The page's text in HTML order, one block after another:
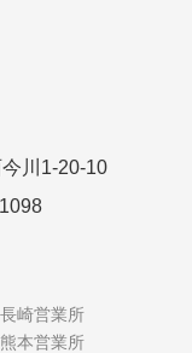
川1-20-10
長崎営業所
熊本営業所